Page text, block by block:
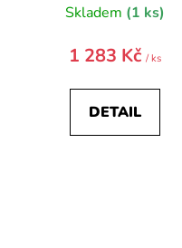
Skladem (1 ks)
1 283 Kč / ks
DETAIL